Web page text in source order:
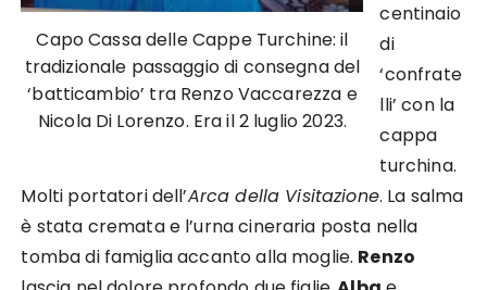
Capo Cassa delle Cappe Turchine: il
tradizionale passaggio di consegna del
‘batticambio’ tra Renzo Vaccarezza e
Nicola Di Lorenzo. Era il 2 luglio 2023.
centinaio
di
‘confrate
lli’ con la
cappa
turchina.
Molti portatori dell’Arca della Visitazione. La salma
è stata cremata e l’urna cineraria posta nella
tomba di famiglia accanto alla moglie. Renzo